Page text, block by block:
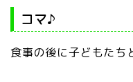
コマ♪
食事の後に子どもたち